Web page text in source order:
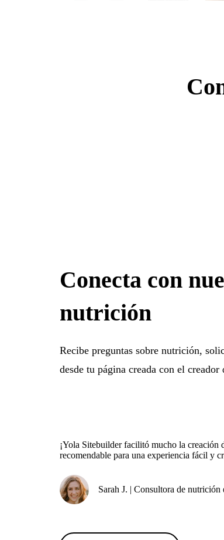
Conecta con
nutrición
Recibe preguntas sobre nutrición,
desde tu página creada con el
¡Yola Sitebuilder facilitó mucho la
recomendable para una experiencia fácil y
Sarah J. | Consultora de nutrición